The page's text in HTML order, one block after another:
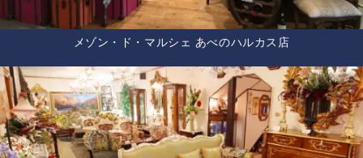
メゾン・ド・マルシェ あべのハルカス店